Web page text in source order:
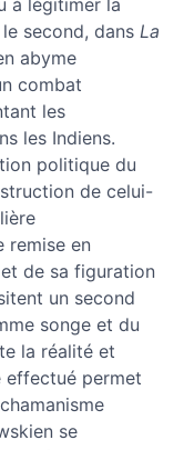
à légitimer la
second, dans La
abyme
combat
les
les Indiens.
politique du
de celui-
remise en
de sa figuration
un second
songe et du
la réalité et
effectué permet
se